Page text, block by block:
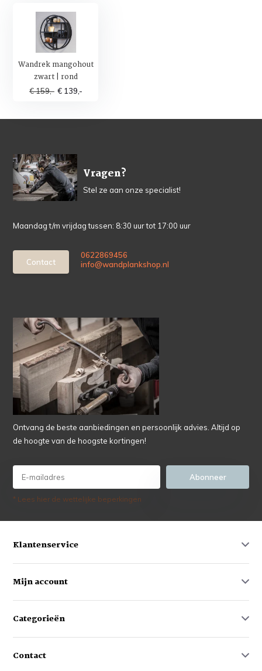
Wandrek mangohout
zwart | rond
€ 159,- € 139,-
Vragen?
Stel ze aan onze specialist!
Maandag t/m vrijdag tussen: 8:30 uur tot 17:00 uur
Contact
0622869456
info@wandplankshop.nl
Ontvang de beste aanbiedingen en persoonlijk advies. Altijd op
de hoogte van de hoogste kortingen!
Abonneer
* Lees hier de wettelijke beperkingen
Klantenservice
Mijn account
Categorieën
Contact